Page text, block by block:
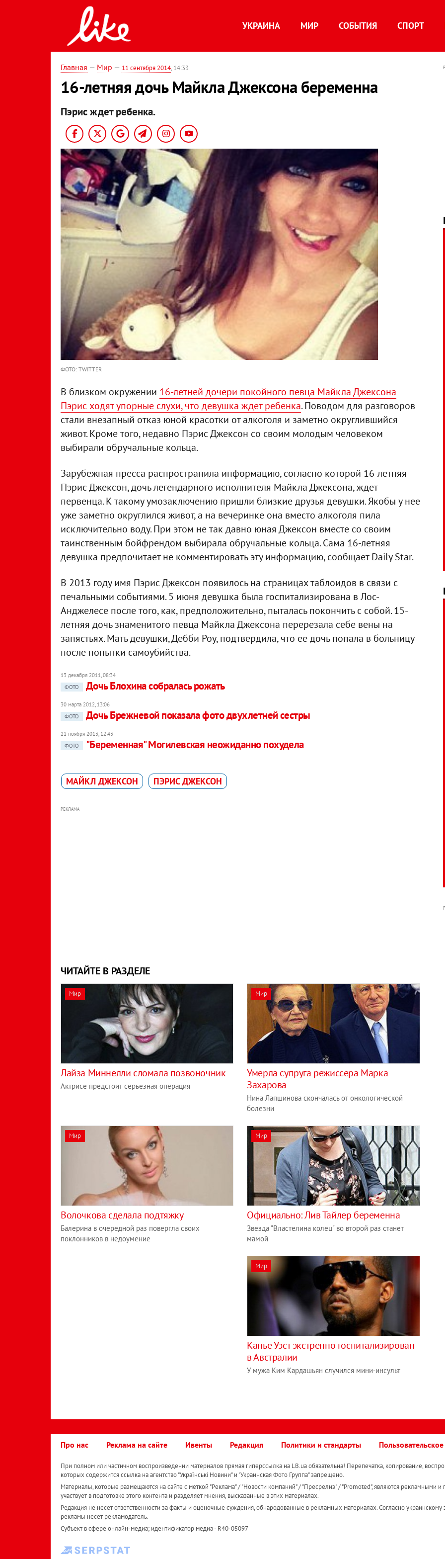
УКРАИНА МИР СОБЫТИЯ СПОРТ
Главная — Мир — 11 сентября 2014, 14:33
16-летняя дочь Майкла Джексона беременна
Пэрис ждет ребенка.
ФОТО: TWITTER
В близком окружении 16-летней дочери покойного певца Майкла Джексона
Пэрис ходят упорные слухи, что девушка ждет ребенка. Поводом для разговоров
стали внезапный отказ юной красотки от алкоголя и заметно округлившийся
живот. Кроме того, недавно Пэрис Джексон со своим молодым человеком
выбирали обручальные кольца.
Зарубежная пресса распространила информацию, согласно которой 16-летняя
Пэрис Джексон, дочь легендарного исполнителя Майкла Джексона, ждет
первенца. К такому умозаключению пришли близкие друзья девушки. Якобы у нее
уже заметно округлился живот, а на вечеринке она вместо алкоголя пила
исключительно воду. При этом не так давно юная Джексон вместе со своим
таинственным бойфрендом выбирала обручальные кольца. Сама 16-летняя
девушка предпочитает не комментировать эту информацию, сообщает Daily Star.
В 2013 году имя Пэрис Джексон появилось на страницах таблоидов в связи с
печальными событиями. 5 июня девушка была госпитализирована в Лос-
Анджелесе после того, как, предположительно, пыталась покончить с собой. 15-
летняя дочь знаменитого певца Майкла Джексона перерезала себе вены на
запястьях. Мать девушки, Дебби Роу, подтвердила, что ее дочь попала в больницу
после попытки самоубийства.
13 декабря 2011, 08:34
ФОТО
Дочь Блохина собралась рожать
30 марта 2012, 13:06
ФОТО
Дочь Брежневой показала фото двухлетней сестры
21 ноября 2013, 12:43
ФОТО
"Беременная" Могилевская неожиданно похудела
МАЙКЛ ДЖЕКСОН ПЭРИС ДЖЕКСОН
РЕКЛАМА
ЧИТАЙТЕ В РАЗДЕЛЕ
Мир
Лайза Миннелли сломала позвоночник
Актрисе предстоит серьезная операция
Мир
Умерла супруга режиссера Марка
Захарова
Нина Лапшинова скончалась от онкологической
болезни
Мир
Волочкова сделала подтяжку
Балерина в очередной раз повергла своих
поклонников в недоумение
Мир
Официально: Лив Тайлер беременна
Звезда "Властелина колец" во второй раз станет
мамой
Мир
Канье Уэст экстренно госпитализирован
в Австралии
У мужа Ким Кардашьян случился мини-инсульт
Про нас Реклама на сайте Ивенты Редакция Политики и стандарты
При полном или частичном воспроизведении материалов прямая гиперссылка на LB.ua обязательна! Перепечатка, копирование,
которых содержится ссылка на агентство "Українськi Новини" и "Украинская Фото Группа" запрещено.
Материалы, которые размещаются на сайте с меткой "Реклама" / "Новости компаний" / "Пресрелиз" / "Promoted", являются рекламными и
участвует в подготовке этого контента и разделяет мнения, высказанные в этих материалах.
Редакция не несет ответственности за факты и оценочные суждения, обнародованные в рекламных материалах. Согласно украинскому
рекламы несет рекламодатель.
Субъект в сфере онлайн-медиа; идентификатор медиа - R40-05097